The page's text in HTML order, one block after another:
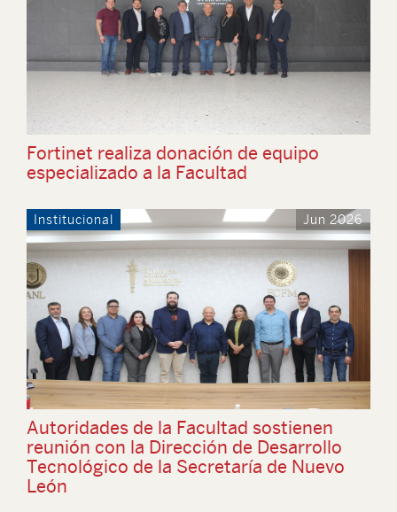
Fortinet realiza donación de equipo
especializado a la Facultad
Institucional Jun 2026
Autoridades de la Facultad sostienen
reunión con la Dirección de Desarrollo
Tecnológico de la Secretaría de Nuevo
León